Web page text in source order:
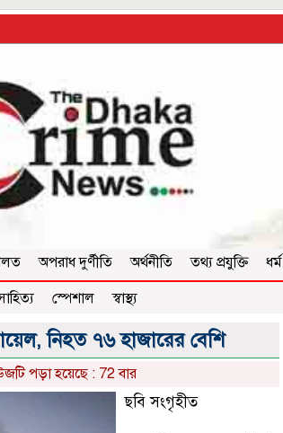
অপরাধ দুর্ণীতি অর্থনীতি তথ্য প্রযুক্তি ধর্ম
স্পেশাল স্বাস্থ্য
নিহত ৭৬ হাজারের বেশি
পড়া হয়েছে : 72 বার
ছবি সংগৃহীত